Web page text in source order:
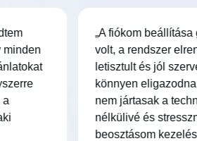
„A fiókom beállítása
volt, a rendszer
letisztult és jól
könnyen
nem jártasak a
nélkülivé és
beosztásom